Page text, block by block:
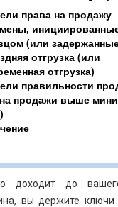
права на продажу
(или
отгрузка (или
отгрузка)
правильности
продажи выше
доходит до
вы держите ключи